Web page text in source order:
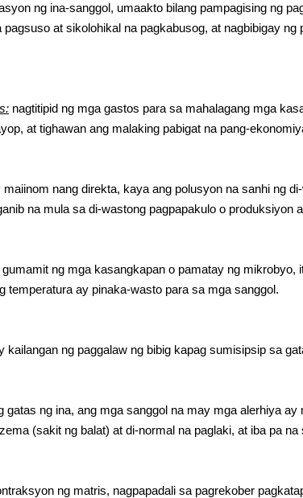
ng ina-sanggol, umaakto bilang pampagising ng
pagsuso at sikolohikal na pagkabusog, at nagbibigay
nagtitipid ng mga gastos para sa mahalagang mga
at tighawan ang malaking pabigat na pang-
nang direkta, kaya ang polusyon na sanhi ng
na mula sa di-wastong pagpapakulo o produksiyon
gumamit ng mga kasangkapan o pamatay ng
temperatura ay pinaka-wasto para sa mga sanggol.
kailangan ng paggalaw ng bibig kapag sumisipsip sa
gatas ng ina, ang mga sanggol na may mga alerhiya
(sakit ng balat) at di-normal na paglaki, at iba pa
ng matris, nagpapadali sa pagrekober